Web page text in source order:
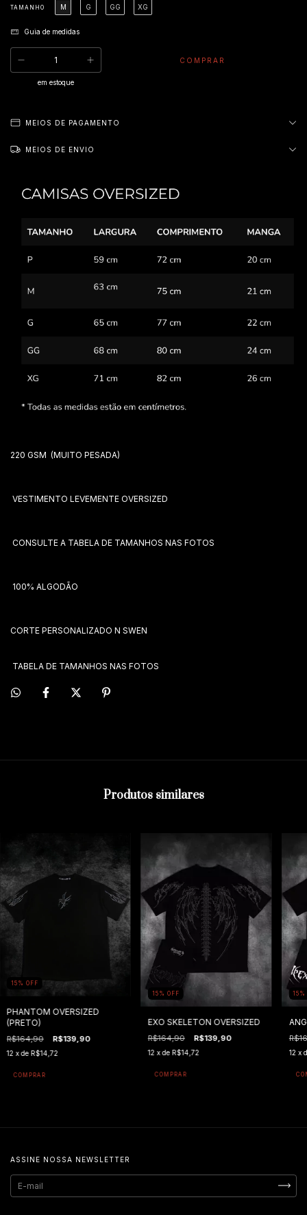
TAMANHO M G GG XG
Guia de medidas
em estoque
MEIOS DE PAGAMENTO
MEIOS DE ENVIO
220 GSM (MUITO PESADA)
VESTIMENTO LEVEMENTE OVERSIZED
CONSULTE A TABELA DE TAMANHOS NAS FOTOS
100% ALGODÃO
CORTE PERSONALIZADO N SWEN
TABELA DE TAMANHOS NAS FOTOS
Produtos similares
15 % OFF
PHANTOM OVERSIZED
(PRETO)
R$164,90 R$139,90
12 x de R$14,72
COMPRAR
15 % OFF
EXO SKELETON OVERSIZED
R$164,90 R$139,90
12 x de R$14,72
COMPRAR
15
12 x
ASSINE NOSSA NEWSLETTER